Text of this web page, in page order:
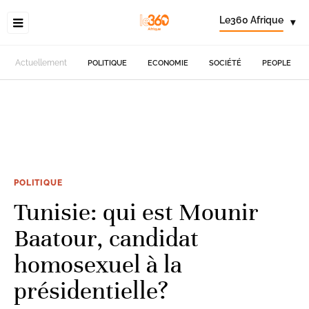
Le360 Afrique ▾
Actuellement POLITIQUE ECONOMIE SOCIÉTÉ PEOPLE
POLITIQUE
Tunisie: qui est Mounir
Baatour, candidat
homosexuel à la
présidentielle?